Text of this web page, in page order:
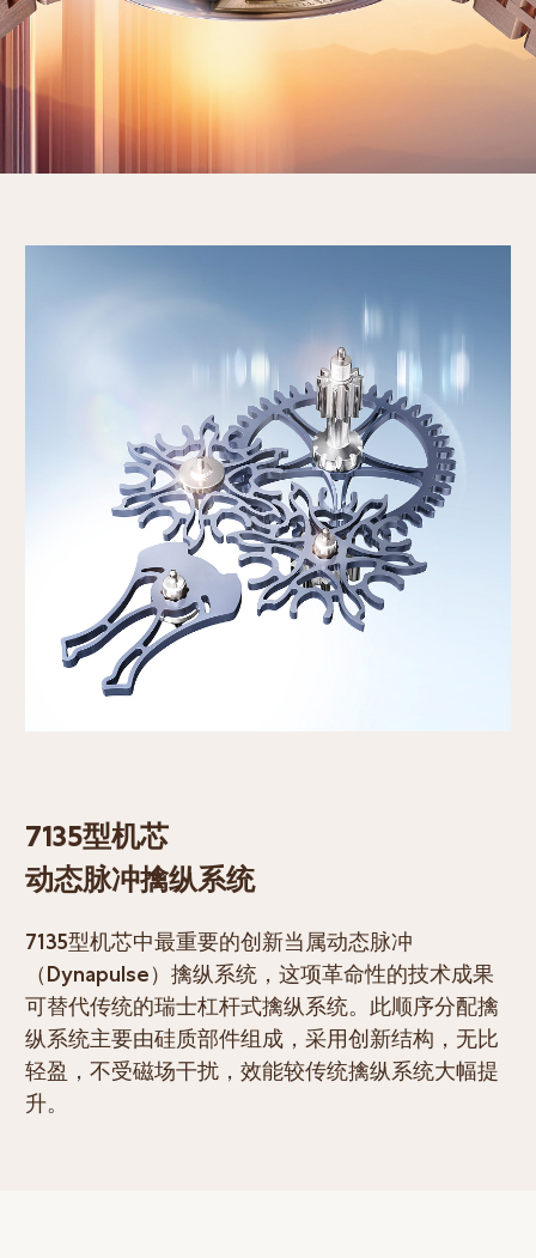
7135型机芯
动态脉冲擒纵系统
7135型机芯中最重要的创新当属动态脉冲
（Dynapulse）擒纵系统，这项革命性的技术成果
可替代传统的瑞士杠杆式擒纵系统。此顺序分配擒
纵系统主要由硅质部件组成，采用创新结构，无比
轻盈，不受磁场干扰，效能较传统擒纵系统大幅提
升。